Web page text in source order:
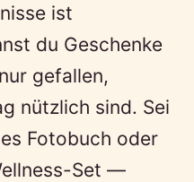
ist
du Geschenke
gefallen,
nützlich sind. Sei
Fotobuch oder
Set —